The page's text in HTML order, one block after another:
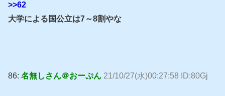
>>62
大学による国公立は7～8割やな
86: 名無しさん＠おーぷん 21/10/27(水)00:27:58 ID:80Gj